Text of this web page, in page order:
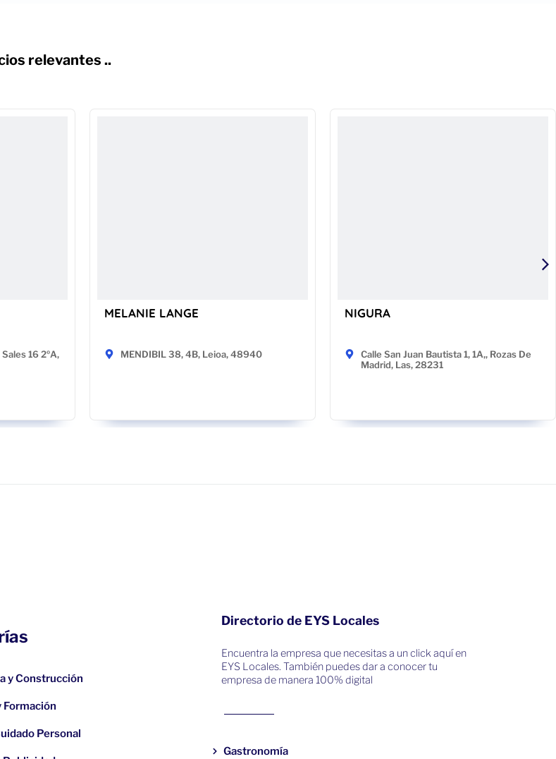
relevantes ..
16 2ºA,
MELANIE LANGE
MENDIBIL 38, 4B, Leioa, 48940
NIGURA
Calle San Juan Bautista 1, 1A,, Rozas De
Madrid, Las, 28231
y Construcción
Formación
Personal
Directorio de EYS Locales
Encuentra la empresa que necesitas a un click aquí en
EYS Locales. También puedes dar a conocer tu
empresa de manera 100% digital
Gastronomía